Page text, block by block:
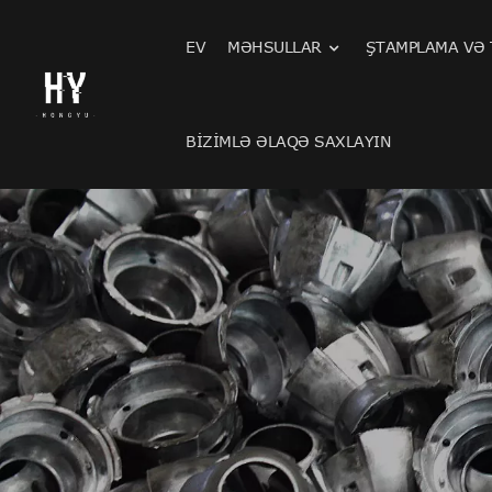
EV MƏHSULLAR ŞTAMPLAMA VƏ
BIZIMLƏ ƏLAQƏ SAXLAYIN